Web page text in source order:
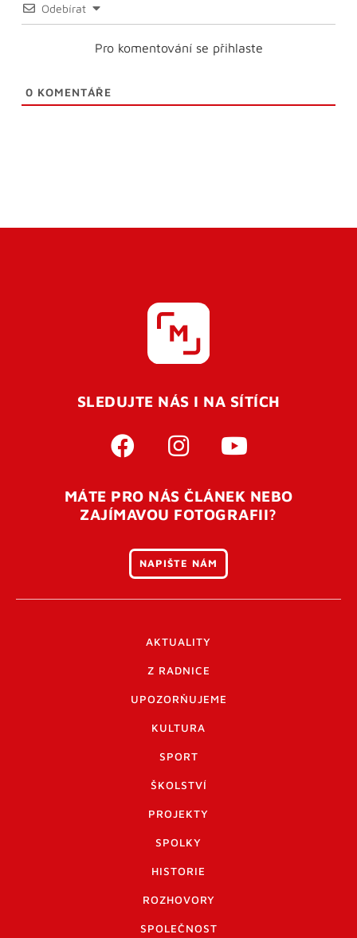
Odebírat
Pro komentování se přihlaste
0 KOMENTÁŘE
SLEDUJTE NÁS I NA SÍTÍCH
MÁTE PRO NÁS ČLÁNEK NEBO
ZAJÍMAVOU FOTOGRAFII?
NAPIŠTE NÁM
AKTUALITY
Z RADNICE
UPOZORŇUJEME
KULTURA
SPORT
ŠKOLSTVÍ
PROJEKTY
SPOLKY
HISTORIE
ROZHOVORY
SPOLEČNOST